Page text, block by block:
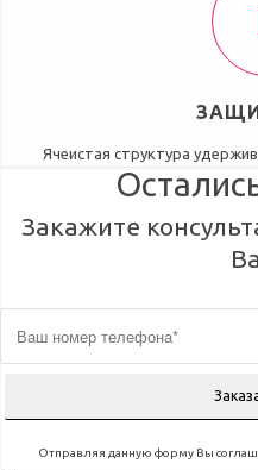
Ячеистая структура
Закажите
Отправляя данную форму Вы